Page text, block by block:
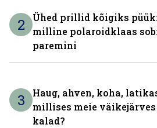
2
Ühed prillid kõigiks
milline polaroidklaas
paremini
3
Haug, ahven, koha,
millises meie
kalad?